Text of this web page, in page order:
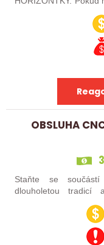
orientujete se ve
něco nového, pak
OBSLUHA
Staňte se
dlouholetou tradicí
aktuálně obsazujeme